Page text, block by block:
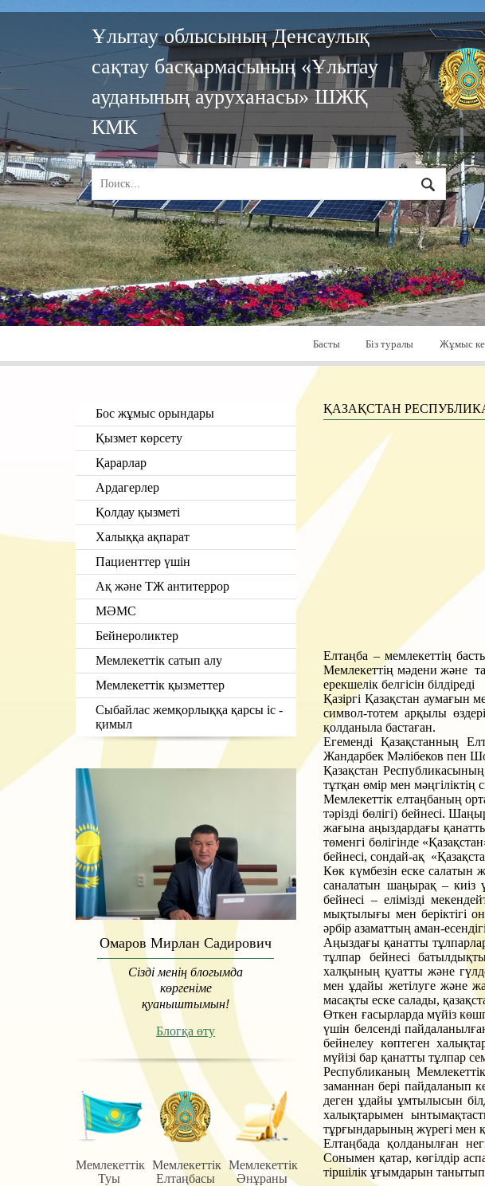
Ұлытау облысының Денсаулық
сақтау басқармасының «Ұлытау
ауданының ауруханасы» ШЖҚ
КМК
Басты Біз туралы Жұмыс
Бос жұмыс орындары
Қызмет көрсету
Қарарлар
Ардагерлер
Қолдау қызметі
Халыққа ақпарат
Пациенттер үшін
Ақ және ТЖ антитеррор
МӘМС
Бейнероликтер
Мемлекеттік сатып алу
Мемлекеттік қызметтер
Сыбайлас жемқорлыққа қарсы іс -
қимыл
Омаров Мирлан Садирович
Сізді менің блогымда
көргеніме
қуаныштымын!
Блогқа өту
Мемлекеттiк
Туы
Мемлекеттiк
Елтаңбасы
Мемлекеттiк
Әнұраны
ҚАЗАҚСТАН
Елтаңба – мемлекеттің
Мемлекеттің мәдени және
ерекшелік белгісін білдіреді
Қазіргі Қазақстан аумағын
символ-тотем арқылы
қолданыла бастаған.
Егеменді Қазақстанның
Жандарбек Мәлібеков пен
Қазақстан
тұтқан өмір мен мәңгіліктің
Мемлекеттік елтаңбаның
тәрізді бөлігі) бейнесі.
жағына аңыздардағы
төменгі бөлігінде
бейнесі, сондай-ақ
Көк күмбезін еске салатын
саналатын шаңырақ – киіз
бейнесі – елімізді
мықтылығы мен беріктігі
әрбір азаматтың аман-
Аңыздағы қанатты
тұлпар бейнесі
халқының қуатты және
мен ұдайы жетілуге және
масақты еске салады,
Өткен ғасырларда мүйіз
үшін белсенді
бейнелеу көптеген
мүйізі бар қанатты тұлпар
Республиканың
заманнан бері пайдаланып
деген ұдайы ұмтылысын
халықтарымен
тұрғындарының жүрегі мен
Елтаңбада қолданылған
Сонымен қатар, көгілдір
тіршілік ұғымдарын